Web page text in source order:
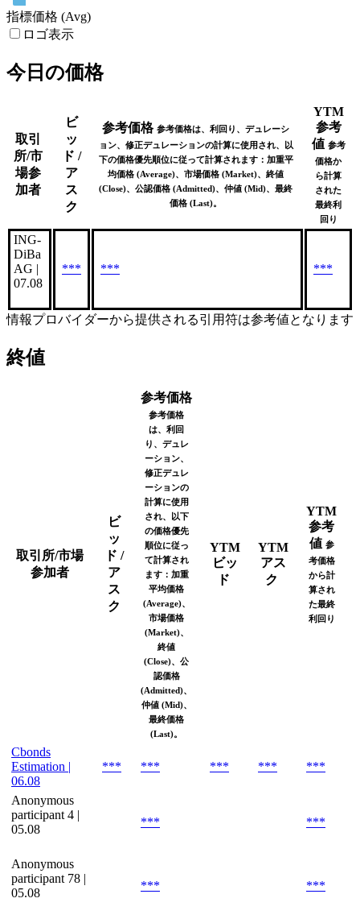
指標価格 (Avg)
ロゴ表示
今日の価格
取引
所/市
場参
加者
ビ
ッ
ド /
ア
ス
ク
参考価格 参考価格は、利回り、デュレーシ
ョン、修正デュレーションの計算に使用され、以
下の価格優先順位に従って計算されます：加重平
均価格 (Average)、市場価格 (Market)、終値
(Close)、公認価格 (Admitted)、仲値 (Mid)、最終
価格 (Last)。
YTM
参考
値 参考
価格か
ら計算
された
最終利
回り
ING-
DiBa
AG |
07.08
*** *** ***
情報プロバイダーから提供される引用符は参考値となります
終値
取引所/市場
参加者
ビ
ッ
ド /
ア
ス
ク
参考価格
参考価格
は、利回
り、デュレ
ーション、
修正デュレ
ーションの
計算に使用
され、以下
の価格優先
順位に従っ
て計算され
ます：加重
平均価格
(Average)、
市場価格
(Market)、
終値
(Close)、公
認価格
(Admitted)、
仲値 (Mid)、
最終価格
(Last)。
YTM
ビッ
ド
YTM
アス
ク
YTM
参考
値 参
考価格
から計
算され
た最終
利回り
Cbonds
Estimation |
06.08
*** *** *** *** ***
Anonymous
participant 4 |
05.08
*** ***
Anonymous
participant 78 |
05.08
*** ***